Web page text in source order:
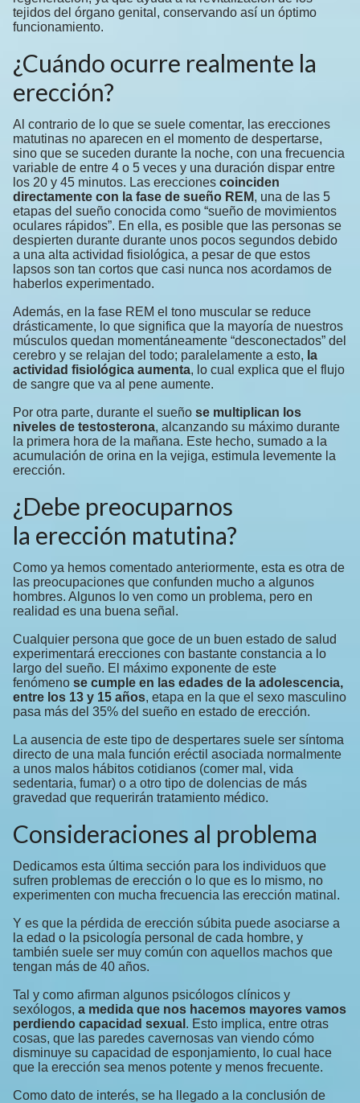
tejidos del órgano genital, conservando así un óptimo
funcionamiento.
¿Cuándo ocurre realmente la
erección?
Al contrario de lo que se suele comentar, las erecciones
matutinas no aparecen en el momento de despertarse,
sino que se suceden durante la noche, con una frecuencia
variable de entre 4 o 5 veces y una duración dispar entre
los 20 y 45 minutos. Las erecciones coinciden
directamente con la fase de sueño REM, una de las 5
etapas del sueño conocida como “sueño de movimientos
oculares rápidos”. En ella, es posible que las personas se
despierten durante durante unos pocos segundos debido
a una alta actividad fisiológica, a pesar de que estos
lapsos son tan cortos que casi nunca nos acordamos de
haberlos experimentado.
Además, en la fase REM el tono muscular se reduce
drásticamente, lo que significa que la mayoría de nuestros
músculos quedan momentáneamente “desconectados” del
cerebro y se relajan del todo; paralelamente a esto, la
actividad fisiológica aumenta, lo cual explica que el flujo
de sangre que va al pene aumente.
Por otra parte, durante el sueño se multiplican los
niveles de testosterona, alcanzando su máximo durante
la primera hora de la mañana. Este hecho, sumado a la
acumulación de orina en la vejiga, estimula levemente la
erección.
¿Debe preocuparnos
la erección matutina?
Como ya hemos comentado anteriormente, esta es otra de
las preocupaciones que confunden mucho a algunos
hombres. Algunos lo ven como un problema, pero en
realidad es una buena señal.
Cualquier persona que goce de un buen estado de salud
experimentará erecciones con bastante constancia a lo
largo del sueño. El máximo exponente de este
fenómeno se cumple en las edades de la adolescencia,
entre los 13 y 15 años, etapa en la que el sexo masculino
pasa más del 35% del sueño en estado de erección.
La ausencia de este tipo de despertares suele ser síntoma
directo de una mala función eréctil asociada normalmente
a unos malos hábitos cotidianos (comer mal, vida
sedentaria, fumar) o a otro tipo de dolencias de más
gravedad que requerirán tratamiento médico.
Consideraciones al problema
Dedicamos esta última sección para los individuos que
sufren problemas de erección o lo que es lo mismo, no
experimenten con mucha frecuencia las erección matinal.
Y es que la pérdida de erección súbita puede asociarse a
la edad o la psicología personal de cada hombre, y
también suele ser muy común con aquellos machos que
tengan más de 40 años.
Tal y como afirman algunos psicólogos clínicos y
sexólogos, a medida que nos hacemos mayores vamos
perdiendo capacidad sexual . Esto implica, entre otras
cosas, que las paredes cavernosas van viendo cómo
disminuye su capacidad de esponjamiento, lo cual hace
que la erección sea menos potente y menos frecuente.
Como dato de interés, se ha llegado a la conclusión de